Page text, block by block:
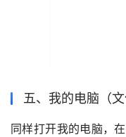
五、我的电脑（文
同样打开我的电脑，